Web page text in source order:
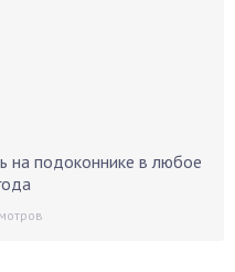
на подоконнике в любое